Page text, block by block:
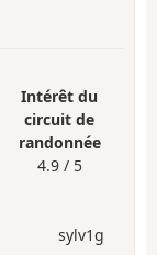
Intérêt du
circuit de
randonnée
4.9 / 5
sylv1g